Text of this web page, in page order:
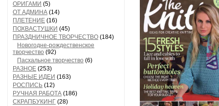
ОРИГАМИ (5)
ОТ АДМИНА (14)
ПЛЕТЕНИЕ (16)
ПОХВАСТУШКИ (45)
ПРАЗДНИЧНОЕ ТВОРЧЕСТВО (184)
Новогодне-рождественское
творчество (92)
Пасхальное творчество (6)
РАЗНОЕ (253)
РАЗНЫЕ ИДЕИ (163)
РОСПИСЬ (12)
РУЧНАЯ РАБОТА (186)
СКРАПБУКИНГ (28)